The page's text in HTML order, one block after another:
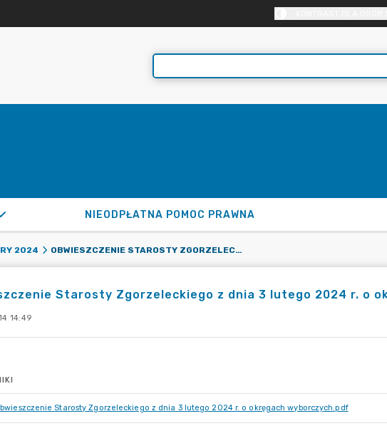
NIEODPŁATNA POMOC PRAWNA
2024 OBWIESZCZENIE STAROSTY ZGORZELECKIEGO Z DNIA 3 LUTEGO 2024 R. O OKRĘGACH WYBORCZYCH
Starosty Zgorzeleckiego z dnia 3 lutego 2024 r. o
14:49
Starosty Zgorzeleckiego z dnia 3 lutego 2024 r. o okręgach wyborczych.pdf